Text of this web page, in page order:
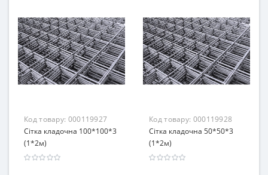
Код товару: 000119927
Сітка кладочна 100*100*3
(1*2м)
Код товару: 000119928
Сітка кладочна 50*50*3
(1*2м)